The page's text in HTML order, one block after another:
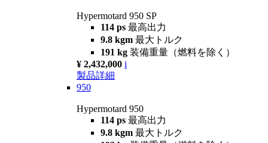
Hypermotard 950 SP
114 ps 最高出力
9.8 kgm 最大トルク
191 kg 装備重量（燃料を除く）
¥ 2,432,000 i
製品詳細
950
Hypermotard 950
114 ps 最高出力
9.8 kgm 最大トルク